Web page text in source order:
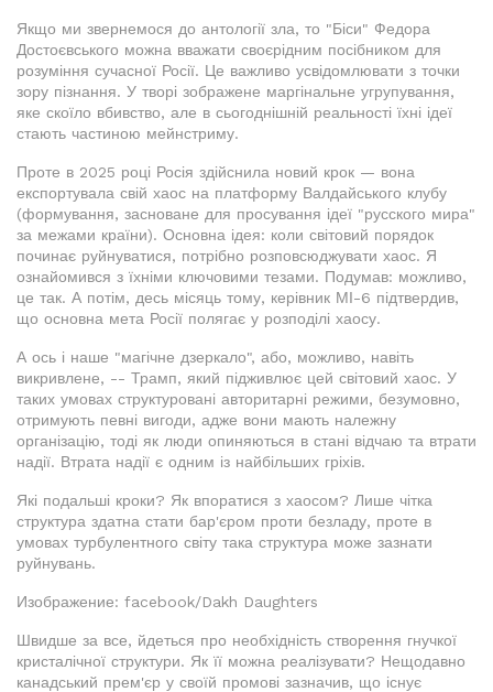
Якщо ми звернемося до антології зла, то "Біси" Федора
Достоєвського можна вважати своєрідним посібником для
розуміння сучасної Росії. Це важливо усвідомлювати з точки
зору пізнання. У творі зображене маргінальне угрупування,
яке скоїло вбивство, але в сьогоднішній реальності їхні ідеї
стають частиною мейнстриму.
Проте в 2025 році Росія здійснила новий крок — вона
експортувала свій хаос на платформу Валдайського клубу
(формування, засноване для просування ідеї "русского мира"
за межами країни). Основна ідея: коли світовий порядок
починає руйнуватися, потрібно розповсюджувати хаос. Я
ознайомився з їхніми ключовими тезами. Подумав: можливо,
це так. А потім, десь місяць тому, керівник МІ-6 підтвердив,
що основна мета Росії полягає у розподілі хаосу.
А ось і наше "магічне дзеркало", або, можливо, навіть
викривлене, -- Трамп, який підживлює цей світовий хаос. У
таких умовах структуровані авторитарні режими, безумовно,
отримують певні вигоди, адже вони мають належну
організацію, тоді як люди опиняються в стані відчаю та втрати
надії. Втрата надії є одним із найбільших гріхів.
Які подальші кроки? Як впоратися з хаосом? Лише чітка
структура здатна стати бар'єром проти безладу, проте в
умовах турбулентного світу така структура може зазнати
руйнувань.
Изображение: facebook/Dakh Daughters
Швидше за все, йдеться про необхідність створення гнучкої
кристалічної структури. Як її можна реалізувати? Нещодавно
канадський прем'єр у своїй промові зазначив, що існує